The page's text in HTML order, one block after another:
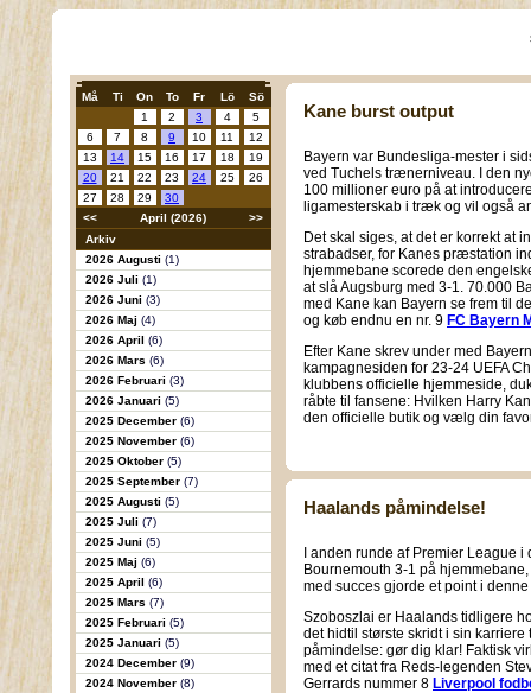
Må Ti On To Fr Lö
Sö
1
2 3 4
5
6
7 8 9 10 11
12
13
14 15 16 17 18
19
20
21 22 23 24 25
26
27
28 29
30
<<
April (2026)
>>
Arkiv
2026 Augusti (1)
2026 Juli (1)
2026 Juni (3)
2026 Maj (4)
2026 April (6)
2026 Mars (6)
2026 Februari (3)
2026 Januari (5)
2025 December (6)
2025 November (6)
2025 Oktober (5)
2025 September (7)
2025 Augusti (5)
2025 Juli (7)
2025 Juni (5)
2025 Maj (6)
2025 April (6)
2025 Mars (7)
2025 Februari (5)
2025 Januari (5)
2024 December (9)
2024 November (8)
Kane burst output
Bayern var Bundesliga-mester i
ved Tuchels trænerniveau. I den
100 millioner euro på at
ligamesterskab i træk og vil også
Det skal siges, at det er korrekt at
strabadser, for Kanes præstation
hjemmebane scorede den
at slå Augsburg med 3-1. 70.000
med Kane kan Bayern se frem til
og køb endnu en nr. 9 FC Bayern
Efter Kane skrev under med
kampagnesiden for 23-24 UEFA
klubbens officielle hjemmeside,
råbte til fansene: Hvilken Harry
den officielle butik og vælg din
Haalands påmindelse!
I anden runde af Premier League
Bournemouth 3-1 på
med succes gjorde et point i
Szoboszlai er Haalands tidligere
det hidtil største skridt i sin
påmindelse: gør dig klar! Faktisk
med et citat fra Reds-legenden
Gerrards nummer 8 Liverpool